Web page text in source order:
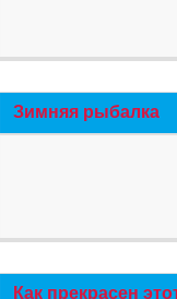
Зимняя рыбалка
Как прекрасен